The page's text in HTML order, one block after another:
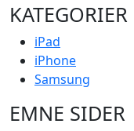
KATEGORIER
iPad
iPhone
Samsung
EMNE SIDER